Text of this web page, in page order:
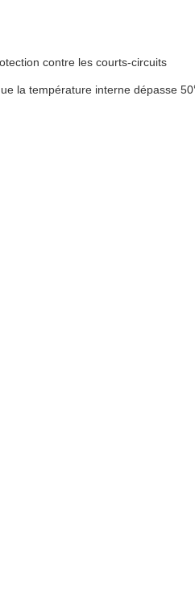
contre les courts-circuits
la température interne dépasse